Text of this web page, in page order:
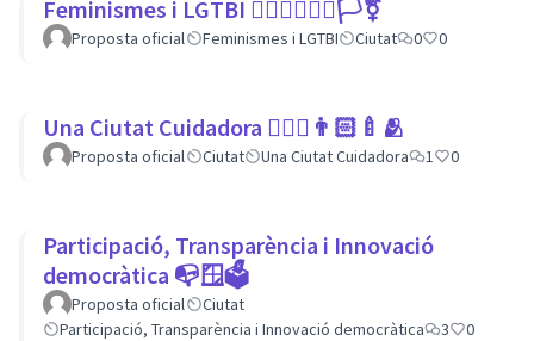
Feminismes i LGTBI 💁🏽‍♀👩‍❤️‍👩🏳️‍⚧️
Proposta oficial Feminismes i LGTBI Ciutat 0 0
Una Ciutat Cuidadora 💆🏾‍♀️👨🏻‍🍼🫂
Proposta oficial Ciutat Una Ciutat Cuidadora 1 0
Participació, Transparència i Innovació
democràtica 📭🪟🗳
Proposta oficial
Ciutat
Participació, Transparència i Innovació democràtica
3 0